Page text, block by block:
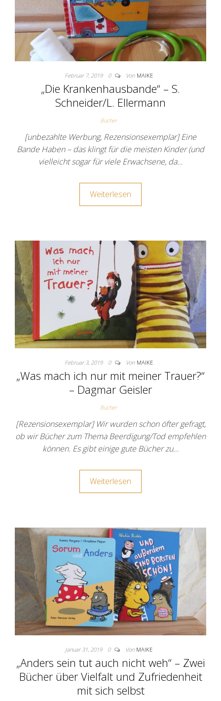
Februar 7, 2019 0 Von MAIKE
„Die Krankenhausbande“ – S.
Schneider/L. Ellermann
Bücher
[unbezahlte Werbung, Rezensionsexemplar] Eine
Bande Haben – das klingt für die meisten Kinder (und
vielleicht sogar für viele Erwachsene, da…
Weiterlesen
Februar 3, 2019 0 Von MAIKE
„Was mach ich nur mit meiner Trauer?“
– Dagmar Geisler
Bücher
[Rezensionsexemplar] Wir wurden schon öfter gefragt,
ob wir Bücher zum Thema Beerdigung/Tod empfehlen
können. Es gibt einige gute Bücher zu…
Weiterlesen
Januar 31, 2019 0 Von MAIKE
„Anders sein tut auch nicht weh“ – Zwei
Bücher über Vielfalt und Zufriedenheit
mit sich selbst